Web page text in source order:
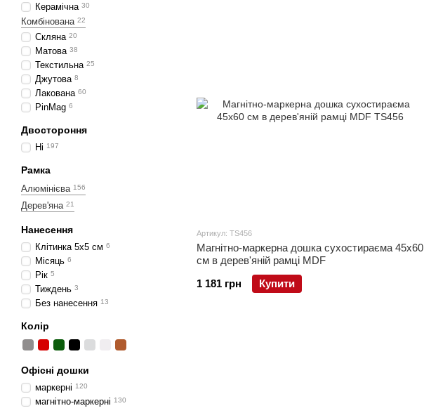
Артикул: TS456
Магнітно-маркерна дошка сухостираєма 45x60
см в дерев'яній рамці MDF
1 181 грн
Купити
Керамічна 30
Комбінована 22
Скляна 20
Матова 38
Текстильна 25
Джутова 8
Лакована 60
PinMag 6
Двостороння
Ні 197
Рамка
Алюмінієва 156
Дерев'яна 21
Нанесення
Клітинка 5х5 см 6
Місяць 6
Рік 5
Тиждень 3
Без нанесення 13
Колір
Офісні дошки
маркерні 120
магнітно-маркерні 130